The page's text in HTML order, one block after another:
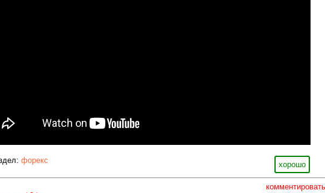
хорошо
форекс
комментировать